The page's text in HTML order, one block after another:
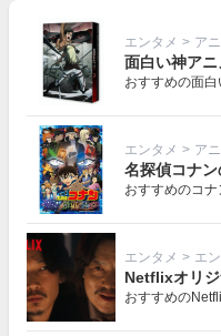
エンタメ > ア
面白い神ア
おすすめの面白
エンタメ > ア
名探偵コナ
おすすめのコナ
エンタメ > エ
Netflixオリ
おすすめの